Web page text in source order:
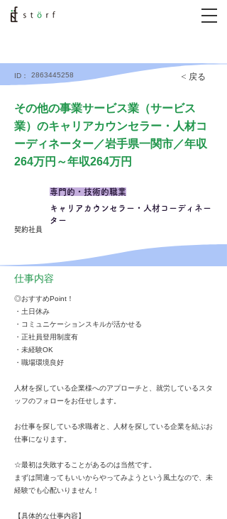
ID： 2863445258 < 戻る
その他の事業サービス業（サービス
業）のキャリアカウンセラー・人材コ
ーディネーター／岩手県一関市／年収
264万円～年収264万円
契約社員
専門的・技術的職業
キャリアカウンセラー・人材コーディネー
ター
仕事内容
◎おすすめPoint！
・土日休み
・コミュニケーションスキルが活かせる
・正社員登用制度有
・未経験OK
・職場環境良好
人材を探している企業様へのアプローチと、就労しているスタ
ッフのフォローをお任せします。
お仕事を探している求職者と、人材を探している企業を結ぶお
仕事になります。
☆最初は失敗することがあるのは当然です。
まずは間違ってもいいからやってみようという風土なので、未
経験でも心配いりません！
【具体的な仕事内容】